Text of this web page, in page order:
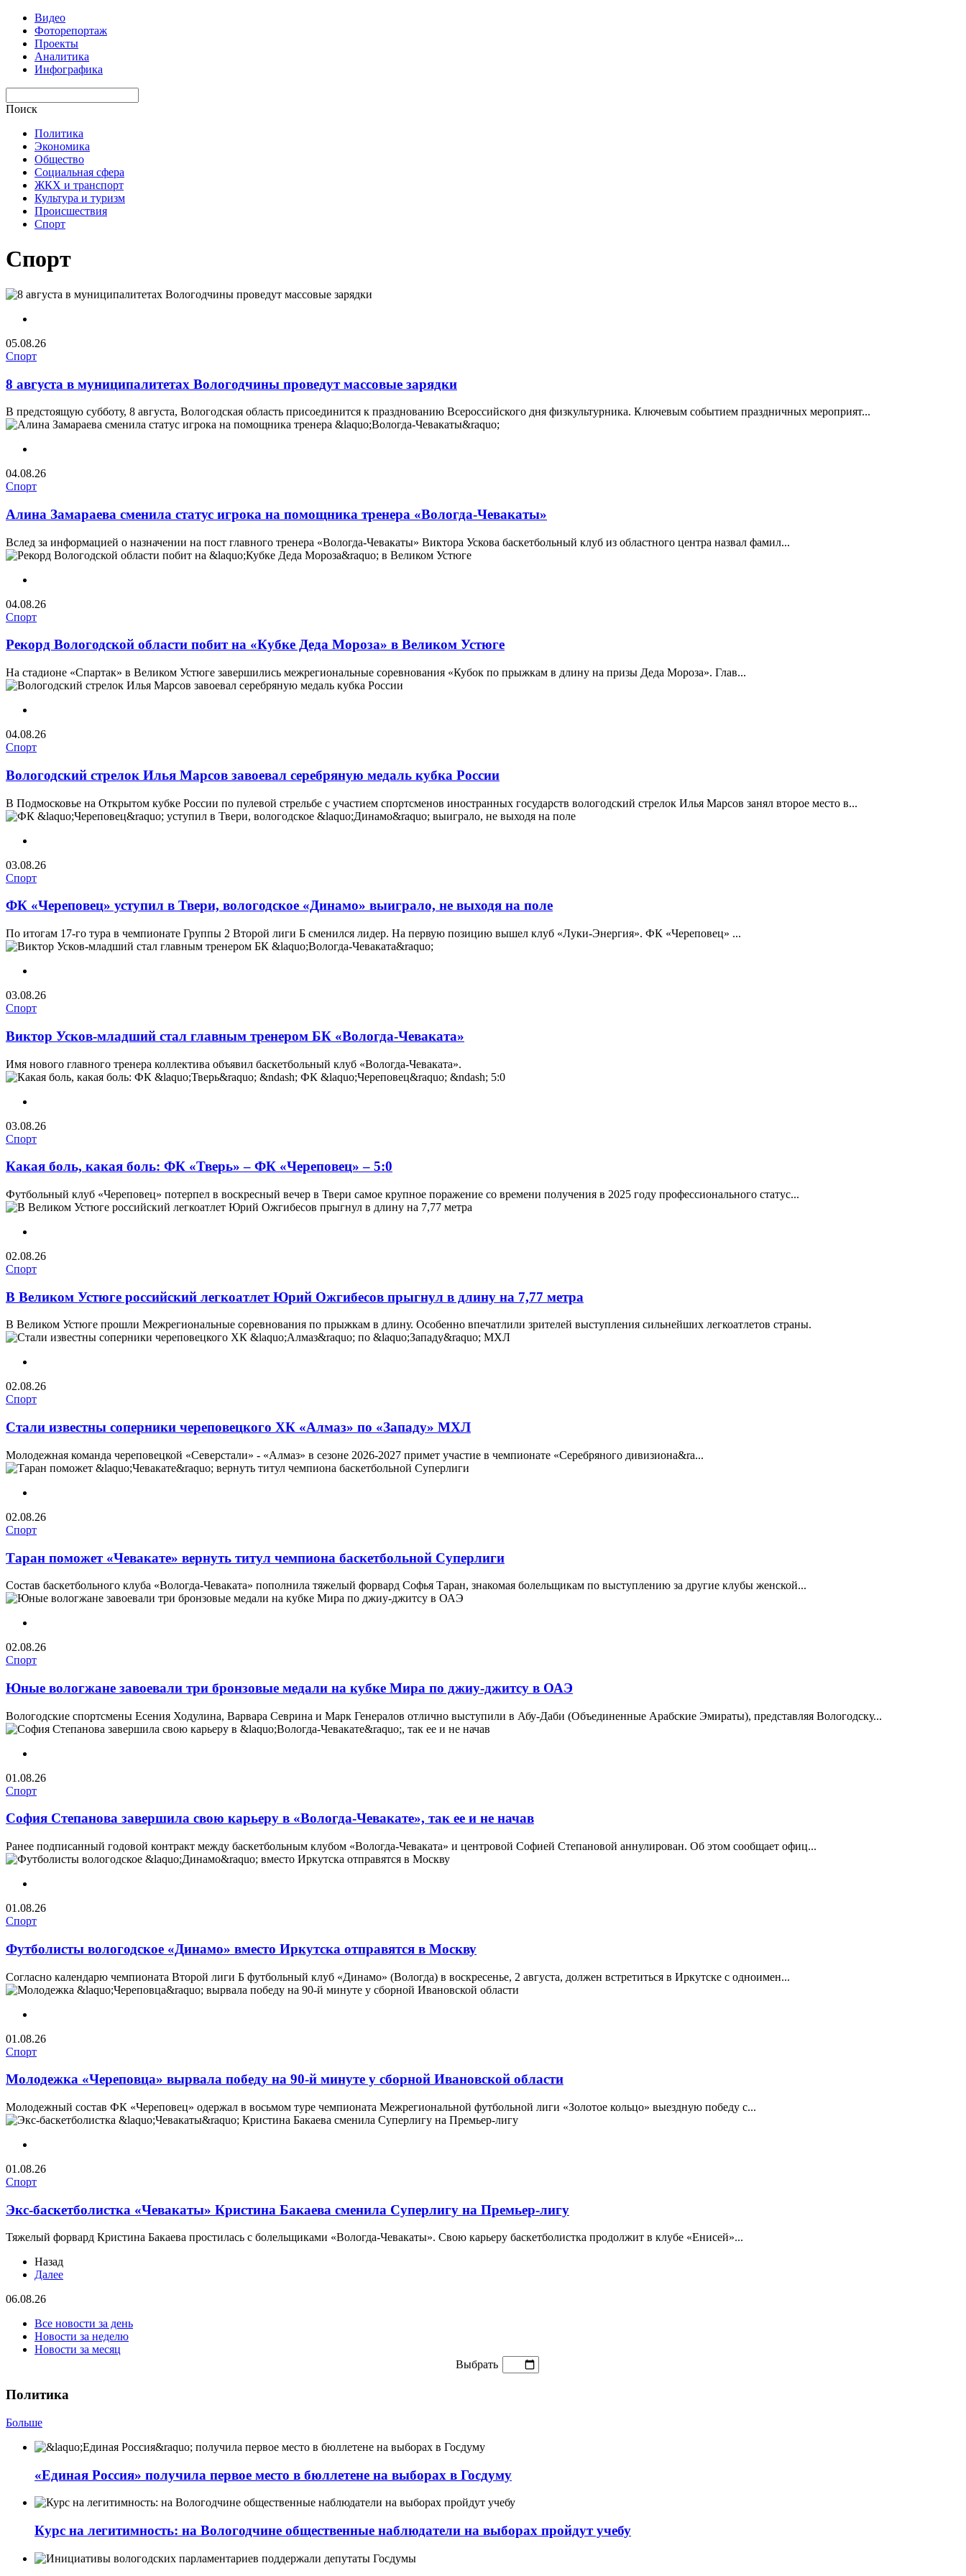
Видео
Фоторепортаж
Проекты
Аналитика
Инфографика
Поиск
Политика
Экономика
Общество
Социальная сфера
ЖКХ и транспорт
Культура и туризм
Происшествия
Спорт
Спорт
05.08.26
Спорт
8 августа в муниципалитетах Вологодчины проведут массовые зарядки
В предстоящую субботу, 8 августа, Вологодская область присоединится к празднованию Всероссийского дня физкультурника. Ключевым событием праздничных мероприят...
04.08.26
Спорт
Алина Замараева сменила статус игрока на помощника тренера «Вологда-Чевакаты»
Вслед за информацией о назначении на пост главного тренера «Вологда-Чевакаты» Виктора Ускова баскетбольный клуб из областного центра назвал фамил...
04.08.26
Спорт
Рекорд Вологодской области побит на «Кубке Деда Мороза» в Великом Устюге
На стадионе «Спартак» в Великом Устюге завершились межрегиональные соревнования «Кубок по прыжкам в длину на призы Деда Мороза». Глав...
04.08.26
Спорт
Вологодский стрелок Илья Марсов завоевал серебряную медаль кубка России
В Подмосковье на Открытом кубке России по пулевой стрельбе с участием спортсменов иностранных государств вологодский стрелок Илья Марсов занял второе место в...
03.08.26
Спорт
ФК «Череповец» уступил в Твери, вологодское «Динамо» выиграло, не выходя на поле
По итогам 17-го тура в чемпионате Группы 2 Второй лиги Б сменился лидер. На первую позицию вышел клуб «Луки-Энергия». ФК «Череповец» ...
03.08.26
Спорт
Виктор Усков-младший стал главным тренером БК «Вологда-Чеваката»
Имя нового главного тренера коллектива объявил баскетбольный клуб «Вологда-Чеваката».
03.08.26
Спорт
Какая боль, какая боль: ФК «Тверь» – ФК «Череповец» – 5:0
Футбольный клуб «Череповец» потерпел в воскресный вечер в Твери самое крупное поражение со времени получения в 2025 году профессионального статус...
02.08.26
Спорт
В Великом Устюге российский легкоатлет Юрий Ожгибесов прыгнул в длину на 7,77 метра
В Великом Устюге прошли Межрегиональные соревнования по прыжкам в длину. Особенно впечатлили зрителей выступления сильнейших легкоатлетов страны.
02.08.26
Спорт
Стали известны соперники череповецкого ХК «Алмаз» по «Западу» МХЛ
Молодежная команда череповецкой «Северстали» - «Алмаз» в сезоне 2026-2027 примет участие в чемпионате «Серебряного дивизиона&ra...
02.08.26
Спорт
Таран поможет «Чевакате» вернуть титул чемпиона баскетбольной Суперлиги
Состав баскетбольного клуба «Вологда-Чеваката» пополнила тяжелый форвард Софья Таран, знакомая болельщикам по выступлению за другие клубы женской...
02.08.26
Спорт
Юные вологжане завоевали три бронзовые медали на кубке Мира по джиу-джитсу в ОАЭ
Вологодские спортсмены Есения Ходулина, Варвара Севрина и Марк Генералов отлично выступили в Абу-Даби (Объединенные Арабские Эмираты), представляя Вологодску...
01.08.26
Спорт
София Степанова завершила свою карьеру в «Вологда-Чевакате», так ее и не начав
Ранее подписанный годовой контракт между баскетбольным клубом «Вологда-Чеваката» и центровой Софией Степановой аннулирован. Об этом сообщает офиц...
01.08.26
Спорт
Футболисты вологодское «Динамо» вместо Иркутска отправятся в Москву
Согласно календарю чемпионата Второй лиги Б футбольный клуб «Динамо» (Вологда) в воскресенье, 2 августа, должен встретиться в Иркутске с одноимен...
01.08.26
Спорт
Молодежка «Череповца» вырвала победу на 90-й минуте у сборной Ивановской области
Молодежный состав ФК «Череповец» одержал в восьмом туре чемпионата Межрегиональной футбольной лиги «Золотое кольцо» выездную победу с...
01.08.26
Спорт
Экс-баскетболистка «Чевакаты» Кристина Бакаева сменила Суперлигу на Премьер-лигу
Тяжелый форвард Кристина Бакаева простилась с болельщиками «Вологда-Чевакаты». Свою карьеру баскетболистка продолжит в клубе «Енисей»...
Назад
Далее
06.08.26
Все новости за день
Новости за неделю
Новости за месяц
Выбрать
Политика
Больше
«Единая Россия» получила первое место в бюллетене на выборах в Госдуму
Курс на легитимность: на Вологодчине общественные наблюдатели на выборах пройдут учебу